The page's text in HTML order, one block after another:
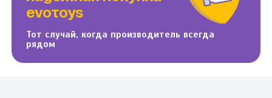
EVOTOYS
Тот случай, когда производитель всегда
рядом